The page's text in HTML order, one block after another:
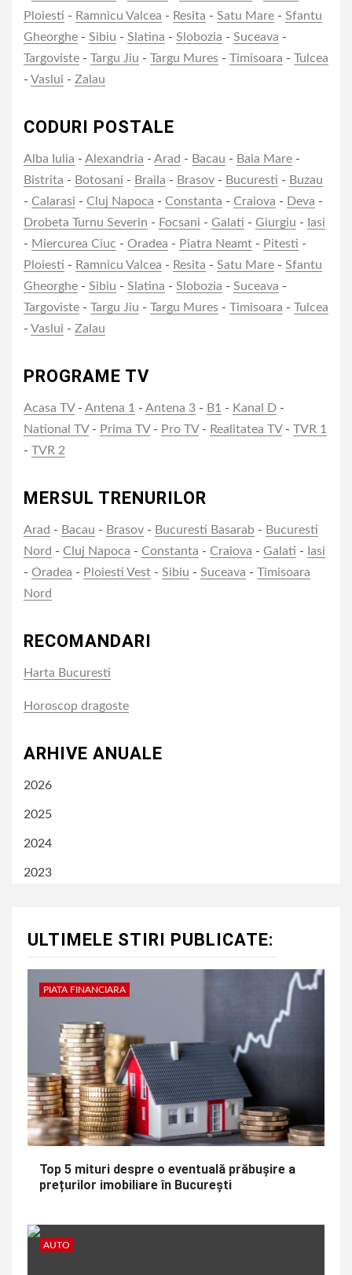
Ploiesti - Ramnicu Valcea - Resita - Satu Mare - Sfantu
Gheorghe - Sibiu - Slatina - Slobozia - Suceava -
Targoviste - Targu Jiu - Targu Mures - Timisoara - Tulcea
- Vaslui - Zalau
CODURI POSTALE
Alba Iulia - Alexandria - Arad - Bacau - Baia Mare -
Bistrita - Botosani - Braila - Brasov - Bucuresti - Buzau
- Calarasi - Cluj Napoca - Constanta - Craiova - Deva -
Drobeta Turnu Severin - Focsani - Galati - Giurgiu - Iasi
- Miercurea Ciuc - Oradea - Piatra Neamt - Pitesti -
Ploiesti - Ramnicu Valcea - Resita - Satu Mare - Sfantu
Gheorghe - Sibiu - Slatina - Slobozia - Suceava -
Targoviste - Targu Jiu - Targu Mures - Timisoara - Tulcea
- Vaslui - Zalau
PROGRAME TV
Acasa TV- Antena 1 - Antena 3 - B1 - Kanal D -
National TV- Prima TV- Pro TV- Realitatea TV- TVR 1
- TVR 2
MERSUL TRENURILOR
Arad - Bacau - Brasov - Bucuresti Basarab - Bucuresti
Nord - Cluj Napoca - Constanta - Craiova - Galati - Iasi
- Oradea - Ploiesti Vest - Sibiu - Suceava - Timisoara
Nord
RECOMANDARI
Harta Bucuresti
Horoscop dragoste
ARHIVE ANUALE
2026
2025
2024
2023
ULTIMELE STIRI PUBLICATE:
PIATA FINANCIARA
Top 5 mituri despre o eventuală prăbușire a
prețurilor imobiliare în București
AUTO